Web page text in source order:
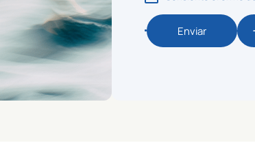
Enviar